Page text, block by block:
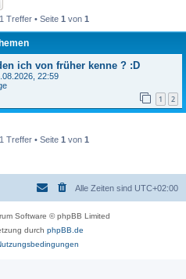
Treffer • Seite 1 von 1
ich von früher kenne ? :D
22:59
1 2
Treffer • Seite 1 von 1
Alle Zeiten sind UTC+02:00
Software © phpBB Limited
durch phpBB.de